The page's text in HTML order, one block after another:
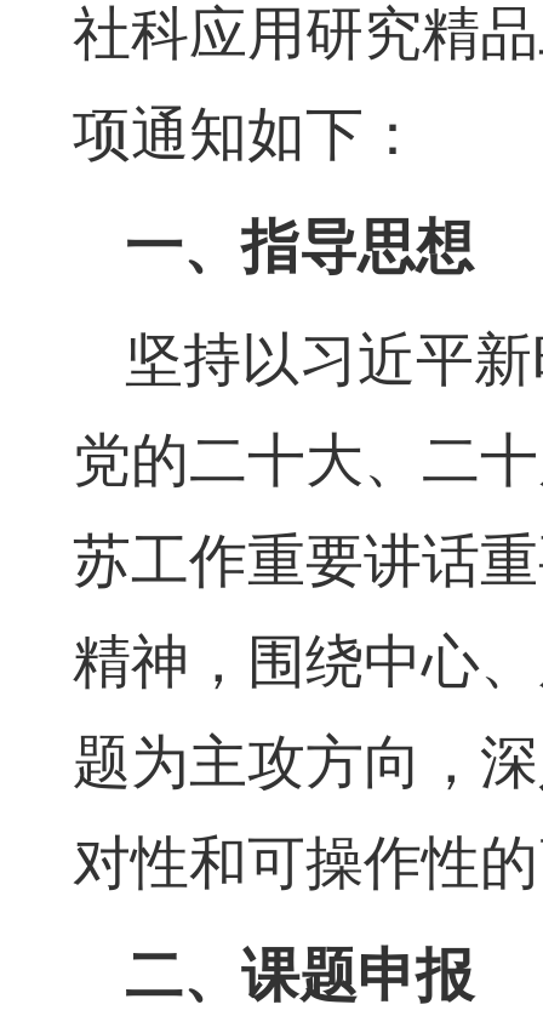
社科应用研究精
项通知如下：
一、指导思想
坚持以习近平
党的二十大、二
苏工作重要讲话
精神，围绕中心
题为主攻方向，
对性和可操作性
二、课题申报